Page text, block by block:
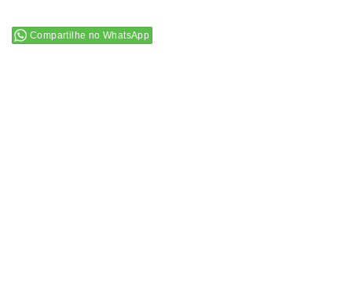
Compartilhe no WhatsApp